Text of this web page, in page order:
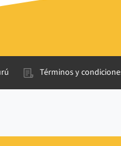
Términos y